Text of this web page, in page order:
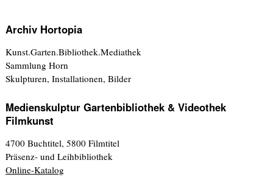
Archiv Hortopia
Kunst.Garten.Bibliothek.Mediathek
Sammlung Horn
Skulpturen, Installationen, Bilder
Medienskulptur Gartenbibliothek & Videothek
Filmkunst
4700 Buchtitel, 5800 Filmtitel
Präsenz- und Leihbibliothek
Online-Katalog